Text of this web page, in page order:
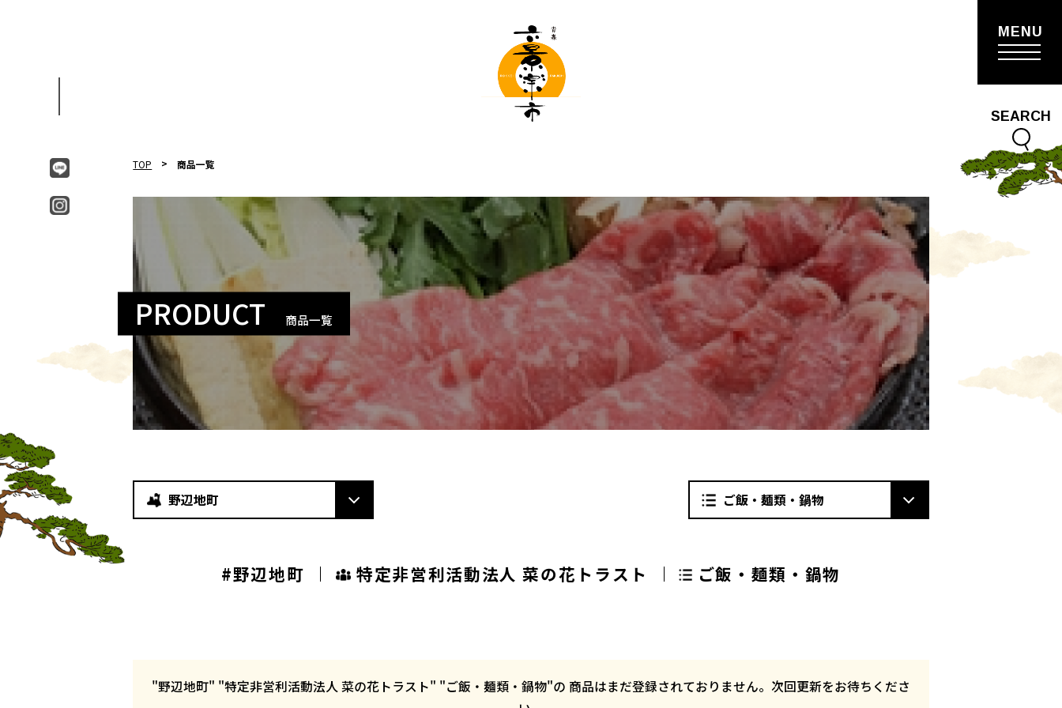
SEARCH
MENU
TOP 商品一覧
PRODUCT 商品一覧
野辺地町 ご飯・麺類・鍋物
#野辺地町 特定非営利活動法人 菜の花トラスト ご飯・麺類・鍋物
"野辺地町" "特定非営利活動法人 菜の花トラスト" "ご飯・麺類・鍋物"の 商品はまだ登録されておりません。次回更新をお待ちくださ